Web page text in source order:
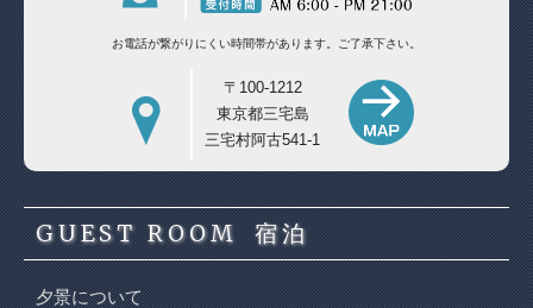
お電話が繋がりにくい時間帯があります。 ご了承下さい。
〒100-1212
東京都三宅島
三宅村阿古541-1
GUEST ROOM 宿泊
夕景について